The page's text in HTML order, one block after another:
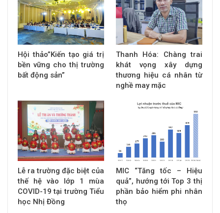
Hội thảo”Kiến tạo giá trị
bền vững cho thị trường
bất động sản”
Thanh Hóa: Chàng trai
khát vọng xây dựng
thương hiệu cá nhân từ
nghề may mặc
Lễ ra trường đặc biệt của
thế hệ vào lớp 1 mùa
COVID-19 tại trường Tiểu
học Nhị Đồng
MIC “Tăng tốc – Hiệu
quả”, hướng tới Top 3 thị
phần bảo hiểm phi nhân
thọ